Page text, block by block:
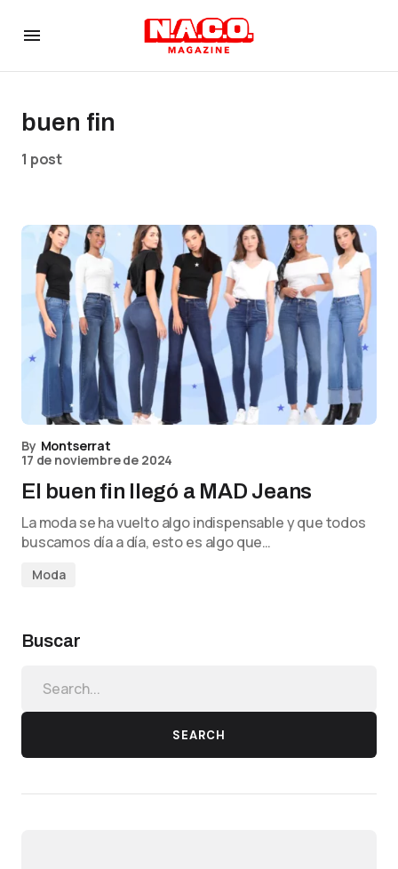
buen fin
1 post
By Montserrat
17 de noviembre de 2024
El buen fin llegó a MAD Jeans
La moda se ha vuelto algo indispensable y que todos
buscamos día a día, esto es algo que…
Moda
Buscar
SEARCH